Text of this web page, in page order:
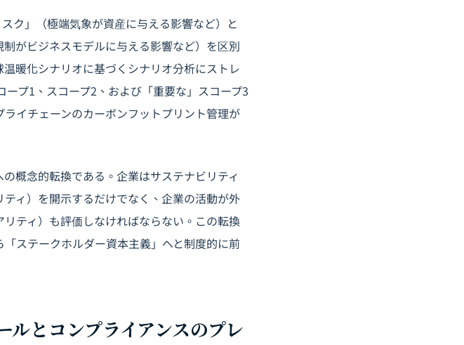
ク」（極端気象が資産に与える影響など）と
がビジネスモデルに与える影響など）を区別
暖化シナリオに基づくシナリオ分析にストレ
プ1、スコープ2、および「重要な」スコープ3
イチェーンのカーボンフットプリント管理が
概念的転換である。企業はサステナビリティ
ィ）を開示するだけでなく、企業の活動が外
ティ）も評価しなければならない。この転換
ステークホルダー資本主義」へと制度的に前
とコンプライアンスのプレ